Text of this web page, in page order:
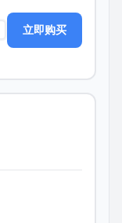
立即购买